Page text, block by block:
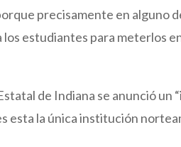
precisamente en alguno
estudiantes para meterlos
de Indiana se anunció un
esta la única institución